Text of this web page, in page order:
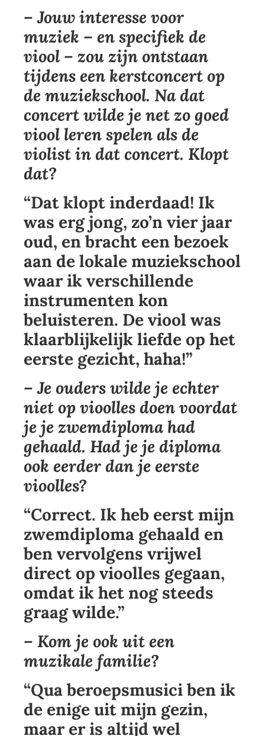
– Jouw interesse voor
muziek – en specifiek de
viool – zou zijn ontstaan
tijdens een kerstconcert op
de muziekschool. Na dat
concert wilde je net zo goed
viool leren spelen als de
violist in dat concert. Klopt
dat?
“Dat klopt inderdaad! Ik
was erg jong, zo’n vier jaar
oud, en bracht een bezoek
aan de lokale muziekschool
waar ik verschillende
instrumenten kon
beluisteren. De viool was
klaarblijkelijk liefde op het
eerste gezicht, haha!”
– Je ouders wilde je echter
niet op vioolles doen voordat
je je zwemdiploma had
gehaald. Had je je diploma
ook eerder dan je eerste
vioolles?
“Correct. Ik heb eerst mijn
zwemdiploma gehaald en
ben vervolgens vrijwel
direct op vioolles gegaan,
omdat ik het nog steeds
graag wilde.”
– Kom je ook uit een
muzikale familie?
“Qua beroepsmusici ben ik
de enige uit mijn gezin,
maar er is altijd wel